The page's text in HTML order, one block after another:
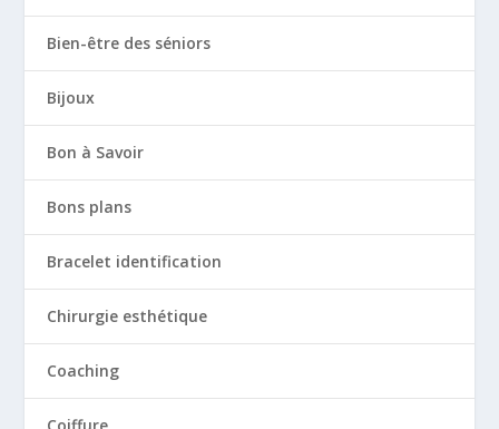
Bien-être des séniors
Bijoux
Bon à Savoir
Bons plans
Bracelet identification
Chirurgie esthétique
Coaching
Coiffure